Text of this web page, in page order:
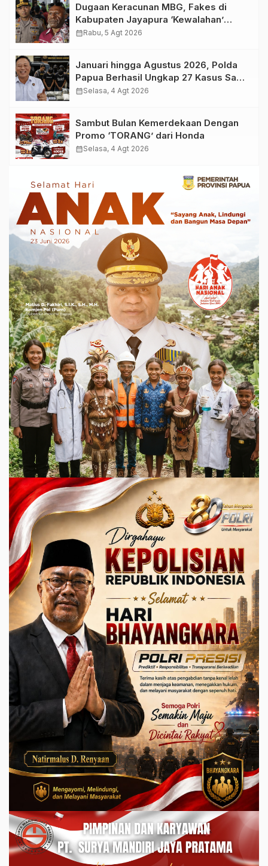
Dugaan Keracunan MBG, Fakes di
Kabupaten Jayapura ‘Kewalahan’
Layani Ratusan Korban
calendar_monthRabu, 5 Agt 2026
Januari hingga Agustus 2026, Polda
Papua Berhasil Ungkap 27 Kasus Sabu
dan 111 Kasus Ganja
calendar_monthSelasa, 4 Agt 2026
Sambut Bulan Kemerdekaan Dengan
Promo ‘TORANG’ dari Honda
calendar_monthSelasa, 4 Agt 2026